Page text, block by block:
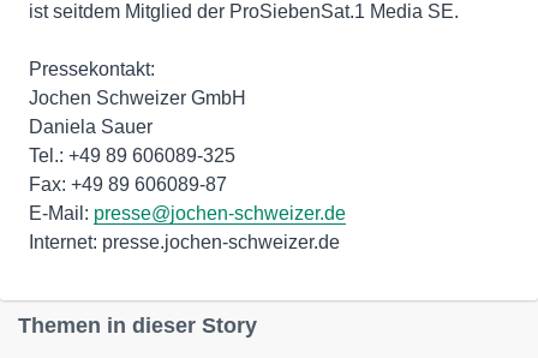
ist seitdem Mitglied der ProSiebenSat.1 Media SE.
Pressekontakt:
Jochen Schweizer GmbH
Daniela Sauer
Tel.: +49 89 606089-325
Fax: +49 89 606089-87
E-Mail: presse@jochen-schweizer.de
Themen in dieser Story